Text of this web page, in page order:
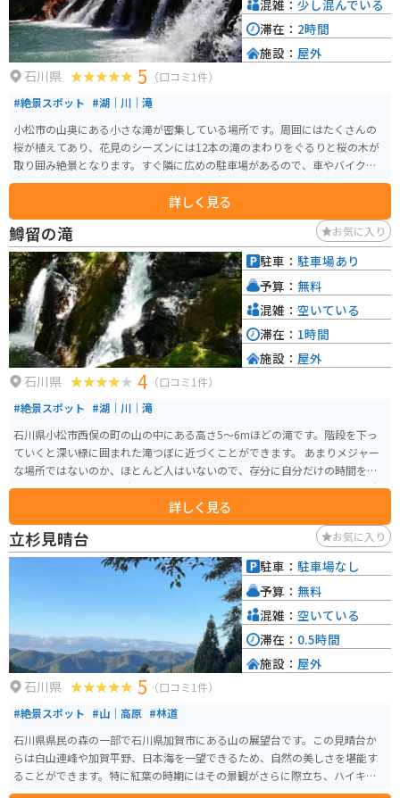
石川県 5 （口コミ1件）
#絶景スポット #湖｜川｜滝
小松市の山奥にある小さな滝が密集している場所です。周囲にはたくさんの
桜が植えてあり、花見のシーズンには12本の滝のまわりをぐるりと桜の木が
取り囲み絶景となります。すぐ隣に広めの駐車場があるので、車やバイクの
方も安心して訪れることができます。また、道路から川辺までは階段が整備
してあり、お子様も安心して川の近くまでいけます。 滝の近くまでは石の多
い足元を歩くことになりますので、小さなお子様やお年寄りには注意が必要
になります。オススメはやはり桜が満開の4月になりますが、それ以外の季節
でも滝と川の風景とせせらぎの音によりいつでもリフレッシュできます。
詳しく見る
混雑： 少し混んでいる
滞在： 2時間
施設： 屋外
鱒留の滝 お気に入り
石川県 4 （口コミ1件）
#絶景スポット #湖｜川｜滝
石川県小松市西俣の町の山の中にある高さ5～6mほどの滝です。階段を下っ
ていくと深い緑に囲まれた滝つぼに近づくことができます。 あまりメジャー
な場所ではないのか、ほとんど人はいないので、存分に自分だけの時間を過
ごすことができます。 駐車場もありますが狭いです。バイクなら問題なく駐
詳しく見る
駐車： 駐車場あり
予算： 無料
混雑： 空いている
滞在： 1時間
施設： 屋外
立杉見晴台 お気に入り
石川県 5 （口コミ1件）
#絶景スポット #山｜高原 #林道
石川県県民の森の一部で石川県加賀市にある山の展望台です。この見晴台か
らは白山連峰や加賀平野、日本海を一望できるため、自然の美しさを堪能す
ることができます。特に紅葉の時期にはその景観がさらに際立ち、ハイキン
グをする人や写真家が訪れます。 立杉見晴台へは山道を通ってアクセスする
駐車： 駐車場なし
予算： 無料
混雑： 空いている
滞在： 0.5時間
施設： 屋外